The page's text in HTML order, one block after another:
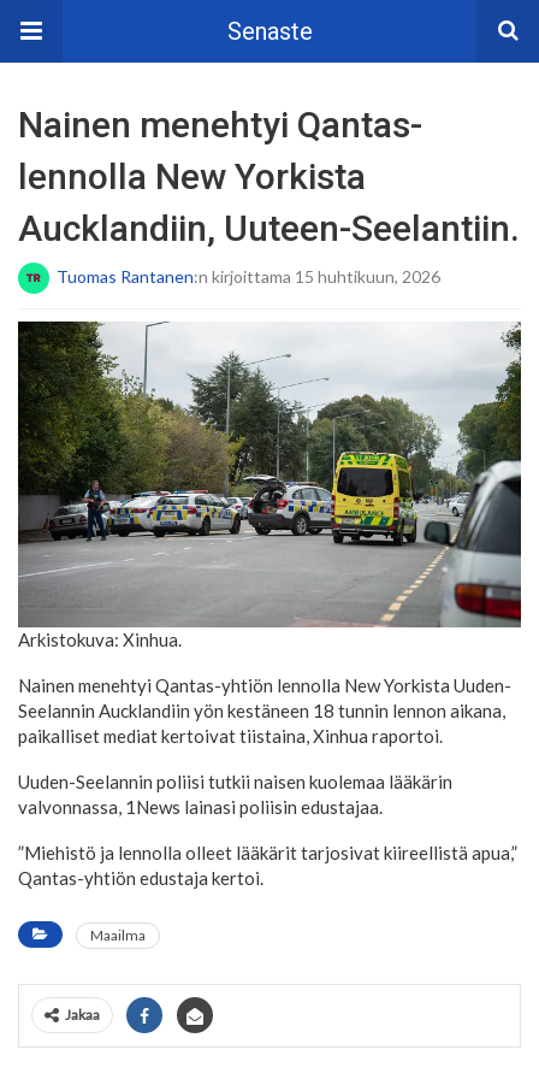
Senaste
Nainen menehtyi Qantas-
lennolla New Yorkista
Aucklandiin, Uuteen-Seelantiin.
Tuomas Rantanen:n kirjoittama 15 huhtikuun, 2026
Arkistokuva: Xinhua.
Nainen menehtyi Qantas-yhtiön lennolla New Yorkista Uuden-
Seelannin Aucklandiin yön kestäneen 18 tunnin lennon aikana,
paikalliset mediat kertoivat tiistaina, Xinhua raportoi.
Uuden-Seelannin poliisi tutkii naisen kuolemaa lääkärin
valvonnassa, 1News lainasi poliisin edustajaa.
”Miehistö ja lennolla olleet lääkärit tarjosivat kiireellistä apua,”
Qantas-yhtiön edustaja kertoi.
Maailma
Jakaa